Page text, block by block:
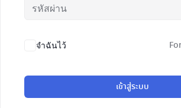
จำฉันไว้
เข้าสู่ระบบ